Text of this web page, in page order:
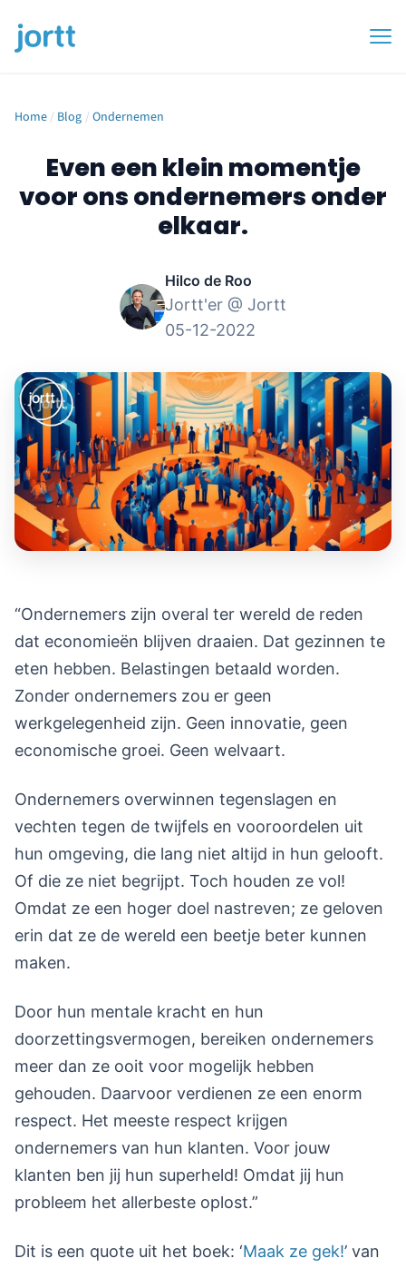
Home / Blog /Ondernemen
Even een klein momentje
voor ons ondernemers onder
elkaar.
Hilco de Roo
Jortt'er @ Jortt
05-12-2022
“Ondernemers zijn overal ter wereld de reden
dat economieën blijven draaien. Dat gezinnen te
eten hebben. Belastingen betaald worden.
Zonder ondernemers zou er geen
werkgelegenheid zijn. Geen innovatie, geen
economische groei. Geen welvaart.
Ondernemers overwinnen tegenslagen en
vechten tegen de twijfels en vooroordelen uit
hun omgeving, die lang niet altijd in hun gelooft.
Of die ze niet begrijpt. Toch houden ze vol!
Omdat ze een hoger doel nastreven; ze geloven
erin dat ze de wereld een beetje beter kunnen
maken.
Door hun mentale kracht en hun
doorzettingsvermogen, bereiken ondernemers
meer dan ze ooit voor mogelijk hebben
gehouden. Daarvoor verdienen ze een enorm
respect. Het meeste respect krijgen
ondernemers van hun klanten. Voor jouw
klanten ben jij hun superheld! Omdat jij hun
probleem het allerbeste oplost.”
Dit is een quote uit het boek: ‘Maak ze gek!’ van